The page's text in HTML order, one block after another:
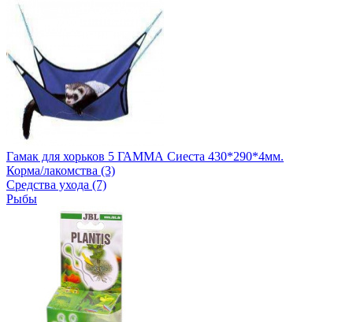
Гамак для хорьков 5 ГАММА Сиеста 430*290*4мм.
Корма/лакомства (3)
Средства ухода (7)
Рыбы